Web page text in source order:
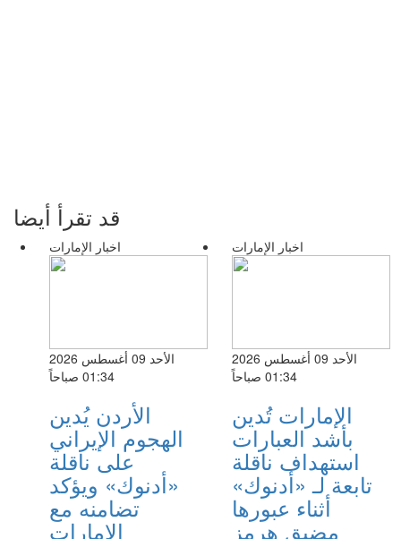
قد تقرأ أيضا
اخبار الإمارات
الأحد 09 أغسطس 2026
01:34 صباحاً
الأردن يُدين
الهجوم الإيراني
على ناقلة
«أدنوك» ويؤكد
تضامنه مع
الإمارات
اخبار الإمارات
الأحد 09 أغسطس 2026
01:34 صباحاً
الإمارات تُدين
بأشد العبارات
استهداف ناقلة
تابعة لـ «أدنوك»
أثناء عبورها
مضيق هرمز